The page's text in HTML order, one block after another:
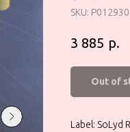
SKU: P012930
3 885 р.
Out of
Label: SoLyd